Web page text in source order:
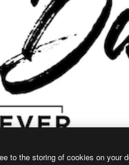
to the storing of cookies on your